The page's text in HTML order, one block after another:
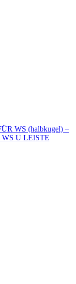
WS (halbkugel) –
U LEISTE